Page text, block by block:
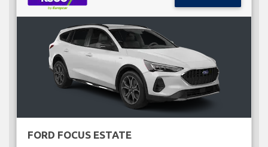
FORD FOCUS ESTATE